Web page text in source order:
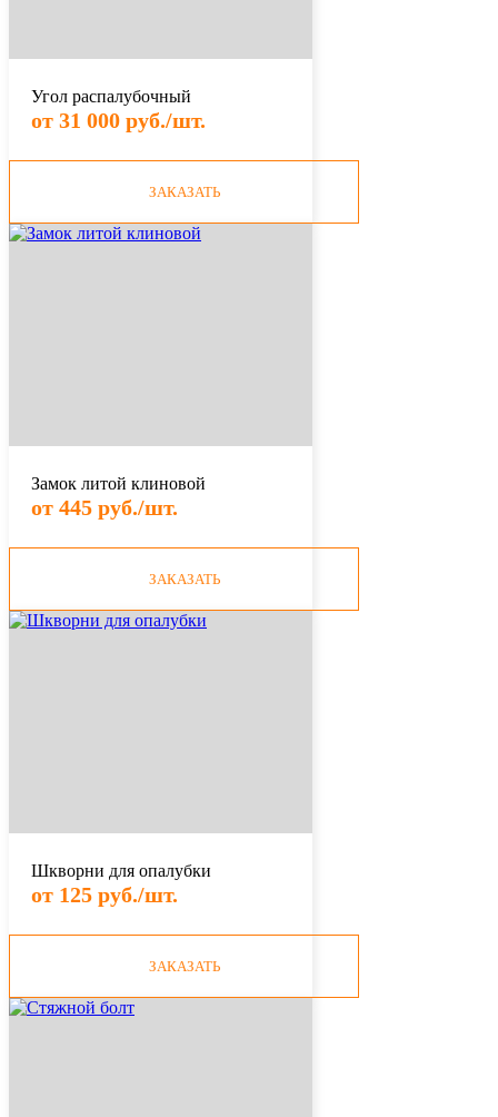
Угол распалубочный
от 31 000 руб./шт.
ЗАКАЗАТЬ
Замок литой клиновой
от 445 руб./шт.
ЗАКАЗАТЬ
Шкворни для опалубки
от 125 руб./шт.
ЗАКАЗАТЬ